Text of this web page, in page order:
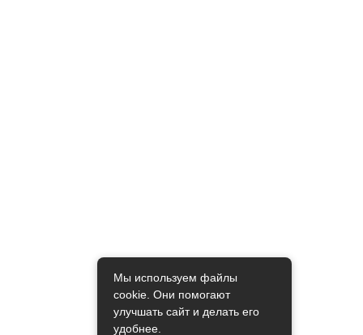
Мы используем файлы
cookie. Они помогают
улучшать сайт и делать его
удобнее.